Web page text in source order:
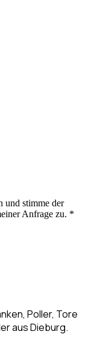
und stimme der
Anfrage zu. *
Poller, Tore
aus Dieburg.